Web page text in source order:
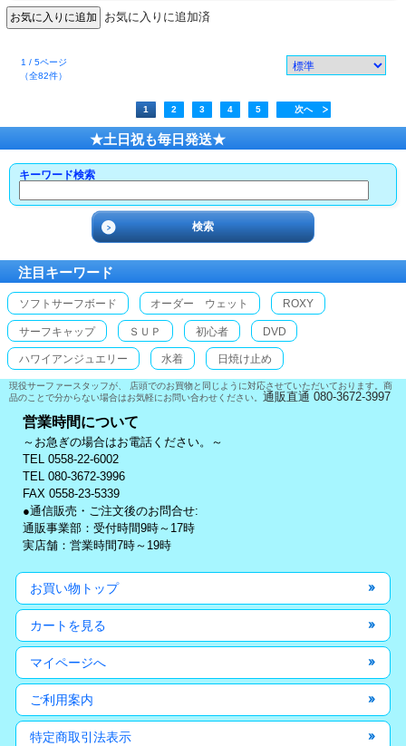
お気に入りに追加済
1 / 5ページ
（全82件）
1 2 3 4 5 次へ
★土日祝も毎日発送★
キーワード検索
注目キーワード
ソフトサーフボード オーダー ウェット ROXY
サーフキャップ ＳＵＰ 初心者 DVD
ハワイアンジュエリー 水着 日焼け止め
現役サーファースタッフが、 店頭でのお買物と同じように対応させていただいております。商
品のことで分からない場合はお気軽にお問い合わせください。 通販直通 080-3672-3997
営業時間について
～お急ぎの場合はお電話ください。～
TEL 0558-22-6002
TEL 080-3672-3996
FAX 0558-23-5339
●通信販売・ご注文後のお問合せ:
通販事業部：受付時間9時～17時
実店舗：営業時間7時～19時
お買い物トップ
カートを見る
マイページへ
ご利用案内
特定商取引法表示